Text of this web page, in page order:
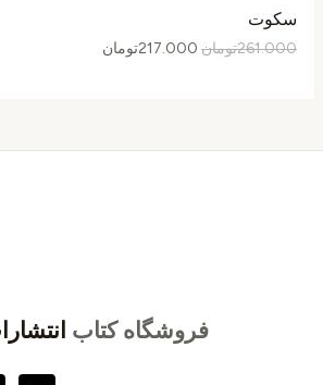
سکوت
261.000تومان 217.000تومان
فروشگاه کتاب